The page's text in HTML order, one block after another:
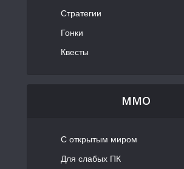
Стратегии
Гонки
Квесты
MMO
С открытым миром
Для слабых ПК